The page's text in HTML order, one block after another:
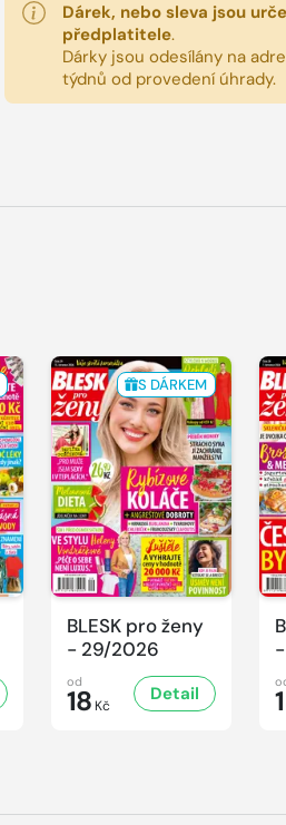
Dárek, nebo sleva jsou
předplatitele.
Dárky jsou odesílány na
týdnů od provedení úhrady.
S DÁRKEM
BLESK pro ženy
- 29/2026
od
18 Kč
Detail